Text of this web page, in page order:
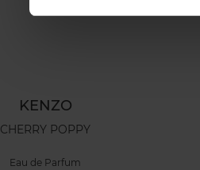
KENZO
CHERRY POPPY
Eau de Parfum